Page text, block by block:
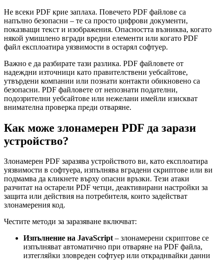
Не всеки PDF крие заплаха. Повечето PDF файлове са
напълно безопасни – те са просто цифрови документи,
показващи текст и изображения. Опасността възниква, когато
някой умишлено вгради вредни елементи или когато PDF
файл експлоатира уязвимости в остарял софтуер.
Важно е да разбирате тази разлика. PDF файловете от
надеждни източници като правителствени уебсайтове,
утвърдени компании или познати контакти обикновено са
безопасни. PDF файловете от непознати подателни,
подозрителни уебсайтове или нежелани имейли изискват
внимателна проверка преди отваряне.
Как може злонамерен PDF да зарази
устройство?
Злонамерен PDF заразява устройството ви, като експлоатира
уязвимости в софтуера, изпълнява вградени скриптове или ви
подмамва да кликнете върху опасни връзки. Тези атаки
разчитат на остарели PDF четци, деактивирани настройки за
защита или действия на потребителя, които задействат
злонамерения код.
Честите методи за заразяване включват:
Изпълнение на JavaScript– злонамерени скриптове се
изпълняват автоматично при отваряне на PDF файла,
изтегляйки зловреден софтуер или откраднвайки данни